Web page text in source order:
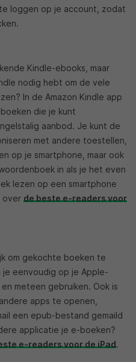
loggen op je account, zodat
Kindle-ebooks, maar
nodig hebt om de vele
In de Amazon Kindle app
die je kunt
aanbod. Je kunt de
met andere toestellen,
op je smartphone, maar ook
in als je het even
lezen op een smartphone
over de beste e-readers voor
om gekochte boeken te
eenvoudig op je Apple-
meteen gebruiken. Ook is
apps te openen,
een epub-bestand gemaild
applicatie je e-boeken?
e-readers voor de iPad.